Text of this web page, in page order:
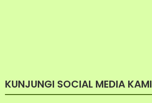
KUNJUNGI SOCIAL MEDIA KAMI